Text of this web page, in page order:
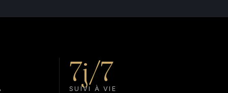
7j/7
SUIVI À VIE